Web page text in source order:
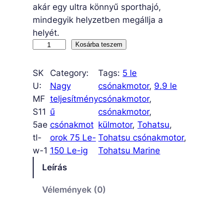
akár egy ultra könnyű sporthajó,
mindegyik helyzetben megállja a
helyét.
S
1
1
5
A
W
E
Kosárba teszem
SK
U:
MF
S11
5ae
tl-
w-1
Category:
Nagy
teljesítmény
ű
csónakmot
orok 75 Le-
150 Le-ig
Tags: 5 le
csónakmotor, 9.9 le
csónakmotor
csónakmotor
külmotor, Tohatsu
Tohatsu csónakmotor
Tohatsu Marine
Leírás
Vélemények (0)